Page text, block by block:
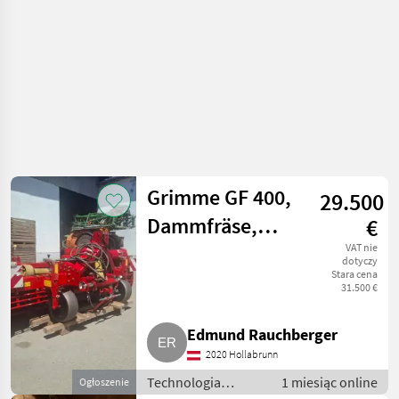
Ogłoszenie
Grimme GF 400,
Dammfräse,
29.500
€
VAT nie
dotyczy
Stara cena
31.500 €
Edmund Rauchberger
2020 Hollabrunn
Technologia
1 miesiąc online